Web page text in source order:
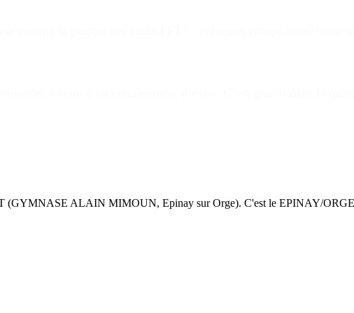
(GYMNASE ALAIN MIMOUN, Epinay sur Orge). C'est le EPINAY/